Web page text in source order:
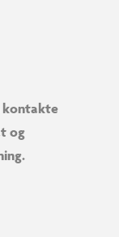
kontakte
og